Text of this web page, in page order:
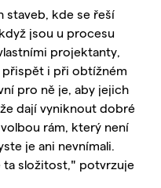
staveb, kde se řeší
jsou u procesu
projektanty,
i při obtížném
pro ně je, aby jejich
dají vyniknout dobré
rám, který není
je ani nevnímali.
ta složitost," potvrzuje